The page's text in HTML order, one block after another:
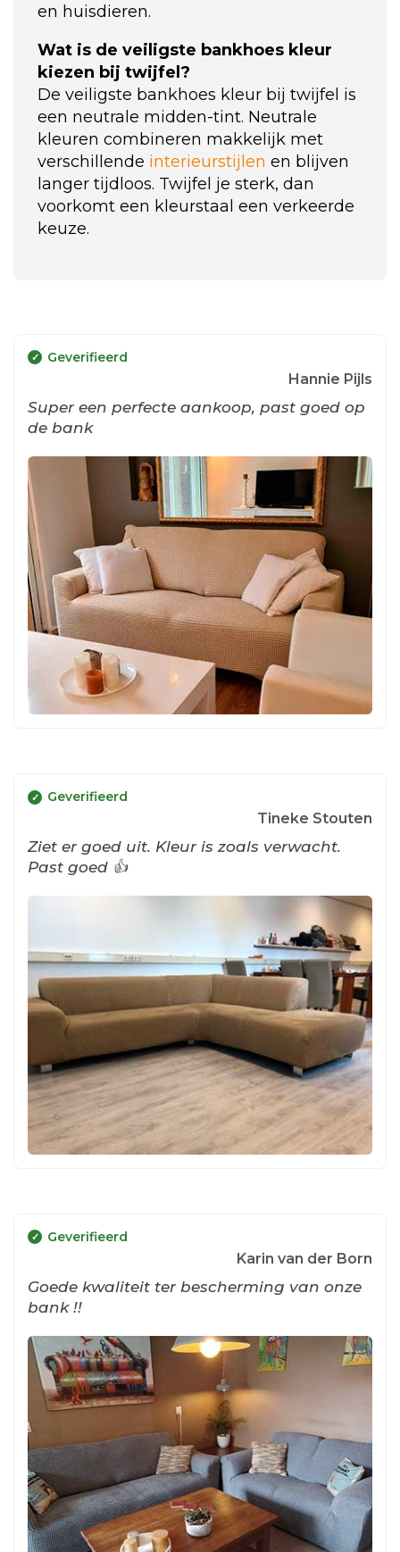
en huisdieren.
Wat is de veiligste bankhoes kleur
kiezen bij twijfel?
De veiligste bankhoes kleur bij twijfel is
een neutrale midden-tint. Neutrale
kleuren combineren makkelijk met
verschillende interieurstijlen en blijven
langer tijdloos. Twijfel je sterk, dan
voorkomt een kleurstaal een verkeerde
keuze.
Geverifieerd
Hannie Pijls
Super een perfecte aankoop, past goed op
de bank
Geverifieerd
Tineke Stouten
Ziet er goed uit. Kleur is zoals verwacht.
Past goed 👍
Geverifieerd
Karin van der Born
Goede kwaliteit ter bescherming van onze
bank !!